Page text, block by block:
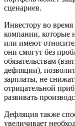
сценариев.
Инвестору во
компании, которые
или имеют
они смогут без
обязательствам
дефляции),
зарплаты, не
отрицательной
развивать
Дефляция также
увеличивает